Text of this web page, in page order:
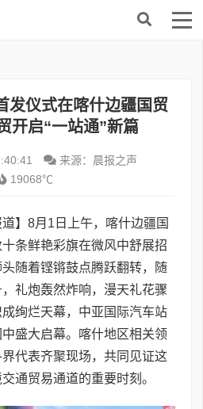
发仪式在喀什边疆国贸
开启“一站通”新篇
来源：晨报之声
19068℃
】8月1日上午，喀什边疆国
条鲜艳彩旗在微风中舒展招
随着铿锵鼓点腾跃翻转，随
礼炮轰然炸响，漫天礼花骤
绚烂天幕，中亚国际汽车站
盛大启幕。喀什地区相关领
代表齐聚现场，共同见证这
通贸易通道的重要时刻。